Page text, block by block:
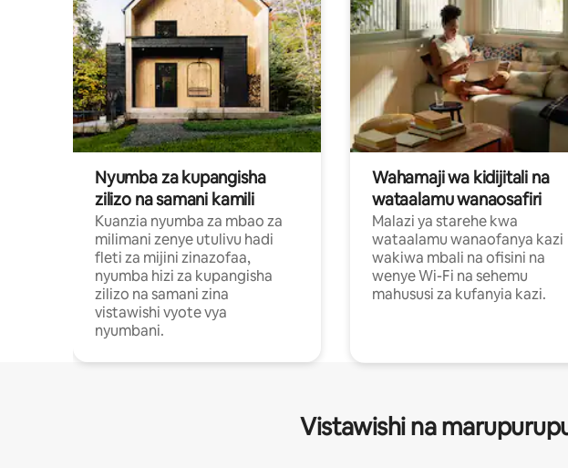
Nyumba za kupangisha
zilizo na samani kamili
Kuanzia nyumba za mbao za
milimani zenye utulivu hadi
fleti za mijini zinazofaa,
nyumba hizi za kupangisha
zilizo na samani zina
vistawishi vyote vya
nyumbani.
Wahamaji wa kidijitali na
wataalamu wanaosafiri
Malazi ya starehe kwa
wataalamu wanaofanya kazi
wakiwa mbali na ofisini na
wenye Wi-Fi na sehemu
mahususi za kufanyia kazi.
Vistawishi na